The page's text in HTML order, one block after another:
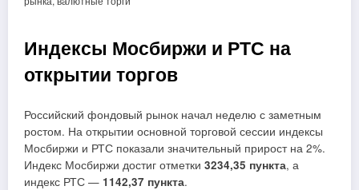
Индексы Мосбиржи и РТС на
открытии торгов
Российский фондовый рынок начал неделю с заметным
ростом. На открытии основной торговой сессии индексы
Мосбиржи и РТС показали значительный прирост на 2%.
Индекс Мосбиржи достиг отметки 3234,35 пункта, а
индекс РТС — 1142,37 пункта.